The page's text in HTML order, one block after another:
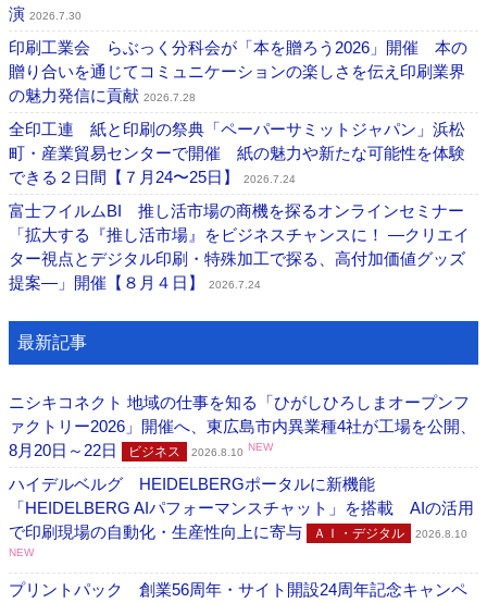
演 2026.7.30
印刷工業会 らぶっく分科会が「本を贈ろう2026」開催 本の
贈り合いを通じてコミュニケーションの楽しさを伝え印刷業界
の魅力発信に貢献 2026.7.28
全印工連 紙と印刷の祭典「ペーパーサミットジャパン」浜松
町・産業貿易センターで開催 紙の魅力や新たな可能性を体験
できる２日間【７月24〜25日】
2026.7.24
富士フイルムBI 推し活市場の商機を探るオンラインセミナー
「拡大する『推し活市場』をビジネスチャンスに！ ―クリエイ
ター視点とデジタル印刷・特殊加工で探る、高付加価値グッズ
提案―」開催【８月４日】
2026.7.24
最新記事
ニシキコネクト 地域の仕事を知る「ひがしひろしまオープンフ
ァクトリー2026」開催へ、東広島市内異業種4社が工場を公開、
8月20日～22日
ビジネス 2026.8.10 NEW
ハイデルベルグ HEIDELBERGポータルに新機能
「HEIDELBERG AIパフォーマンスチャット」を搭載 AIの活用
で印刷現場の自動化・生産性向上に寄与
ＡＩ・デジタル
2026.8.10
NEW
プリントパック 創業56周年・サイト開設24周年記念キャンペ